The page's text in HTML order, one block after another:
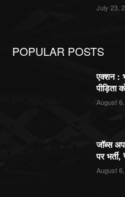
July 23,
POPULAR POSTS
एक्शन :
पीड़िता
August
जॉब्स
पर
August